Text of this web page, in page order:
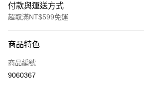
付款與運送方式
超取滿NT$599免運
信用卡一次付款
超商取貨付款
商品特色
商品編號
9060367